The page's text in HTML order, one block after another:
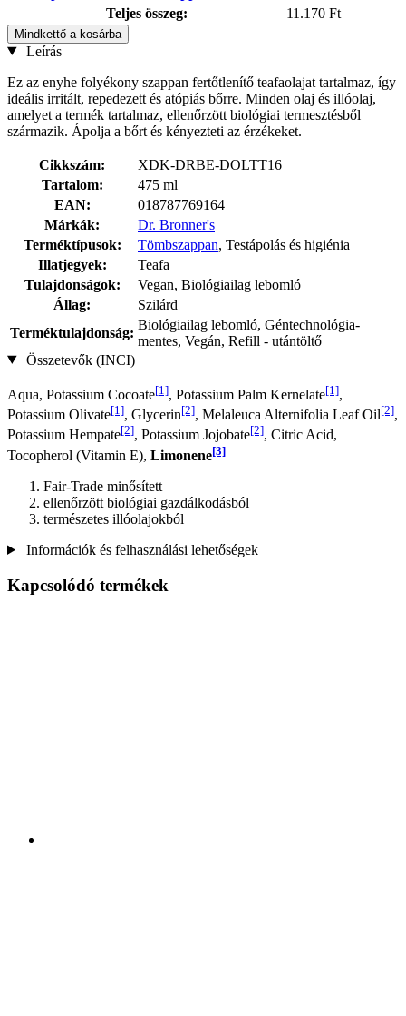
Teljes összeg:
11.170 Ft
Mindkettő a kosárba
Leírás
Ez az enyhe folyékony szappan fertőtlenítő teafaolajat tartalmaz, így
ideális irritált, repedezett és atópiás bőrre. Minden olaj és illóolaj,
amelyet a termék tartalmaz, ellenőrzött biológiai termesztésből
származik. Ápolja a bőrt és kényezteti az érzékeket.
Cikkszám:
XDK-DRBE-DOLTT16
Tartalom:
475 ml
EAN:
018787769164
Márkák:
Dr. Bronner's
Terméktípusok:
Tömbszappan, Testápolás és higiénia
Illatjegyek:
Teafa
Tulajdonságok:
Vegan, Biológiailag lebomló
Állag:
Szilárd
Terméktulajdonság:
Biológiailag lebomló, Géntechnológia-
mentes, Vegán, Refill - utántöltő
Összetevők (INCI)
Aqua, Potassium Cocoate[1], Potassium Palm Kernelate[1],
Potassium Olivate[1], Glycerin[2], Melaleuca Alternifolia Leaf Oil[2],
Potassium Hempate[2], Potassium Jo­jobate[2], Citric Acid,
Tocopherol (Vitamin E), Limonene[3]
Fair-Trade minősített
ellenőrzött biológiai gazdálkodásból
természetes illóolajokból
Információk és felhasználási lehetőségek
Kapcsolódó termékek